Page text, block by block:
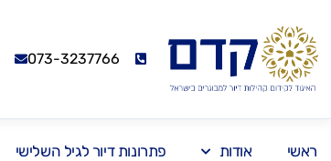
073-3237766
ראשי אודות פתרונות דיור לגיל השלישי